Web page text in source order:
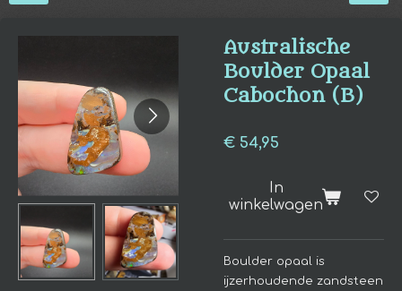
Australische
Boulder Opaal
Cabochon (B)
€ 54,95
In
winkelwagen
Boulder opaal is
ijzerhoudende zandsteen